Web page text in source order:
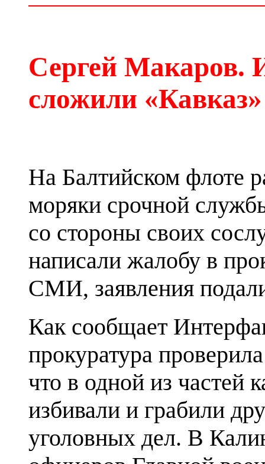
Сергей Макаров.
сложили «Кавказ»
На Балтийском флоте
моряки срочной
со стороны своих
написали жалобу в
СМИ, заявления
Как сообщает
прокуратура
что в одной из частей
избивали и грабили
уголовных дел. В